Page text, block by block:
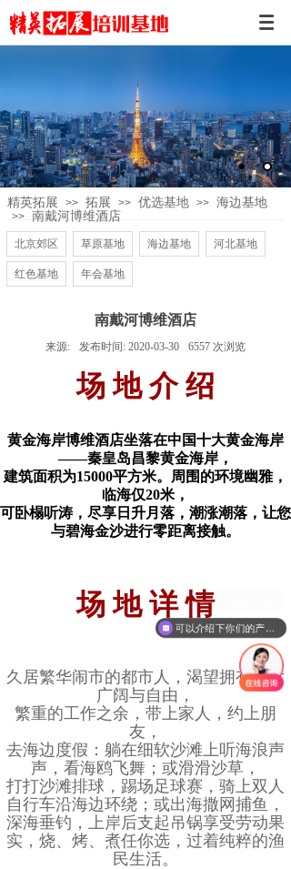
精英拓展 >> 拓展 >> 优选基地 >> 海边基地
>> 南戴河博维酒店
北京郊区 草原基地 海边基地 河北基地
红色基地 年会基地
南戴河博维酒店
来源: 发布时间: 2020-03-30 6557 次浏览
场 地 介 绍
黄金海岸博维酒店坐落在中国十大黄金海岸
——秦皇岛昌黎黄金海岸，
建筑面积为15000平方米。周围的环境幽雅，
临海仅20米，
可卧榻听涛，尽享日升月落，潮涨潮落，让您
与碧海金沙进行零距离接触。
场 地 详 情
久居繁华闹市的都市人，渴望拥有一片
广阔与自由，
繁重的工作之余，带上家人，约上朋
友，
去海边度假：躺在细软沙滩上听海浪声
声，看海鸥飞舞；或滑滑沙草，
打打沙滩排球，踢场足球赛，骑上双人
自行车沿海边环绕；或出海撒网捕鱼，
深海垂钓，上岸后支起吊锅享受劳动果
实，烧、烤、煮任你选，过着纯粹的渔
民生活。
可以介绍下你们的产品么